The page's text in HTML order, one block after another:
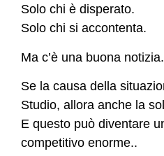
Solo chi è disperato.
Solo chi si accontenta.
Ma c’è una buona notizia.
Se la causa della
Studio, allora anche la
E questo può diventare
competitivo enorme..